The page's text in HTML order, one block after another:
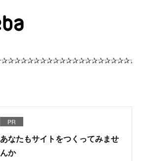
PR
あなたもサイトをつくってみませ
んか